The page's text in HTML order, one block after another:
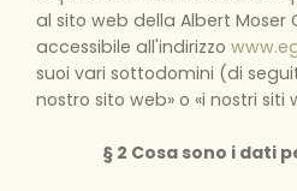
al sito web della Albert Moser
accessibile all'indirizzo
suoi vari sottodomini (di
nostro sito web» o «i nostri siti
§ 2 Cosa sono i dati